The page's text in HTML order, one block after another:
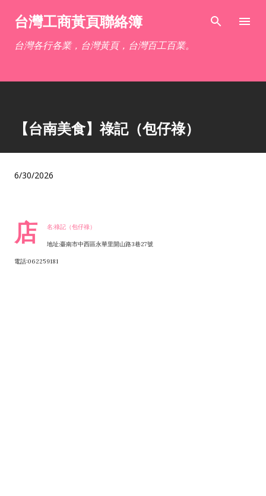
跳到主要內容
台灣工商黃頁聯絡簿
台灣各行各業，台灣黃頁，台灣百工百業。
【台南美食】祿記（包仔祿）
6/30/2026
店 名:祿記（包仔祿）
地址:臺南市中西區永華里開山路3巷27號
電話:062259181